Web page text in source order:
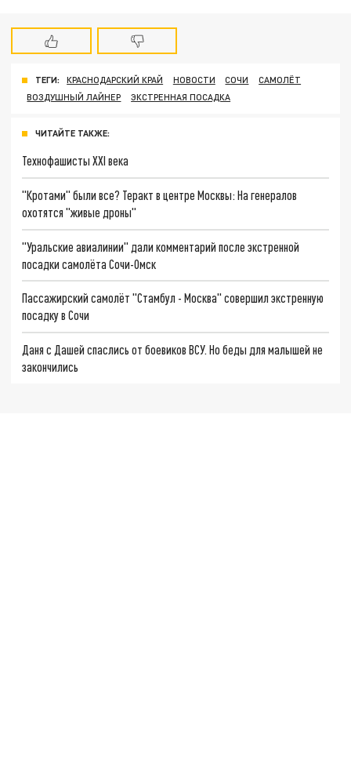
ТЕГИ: КРАСНОДАРСКИЙ КРАЙ НОВОСТИ СОЧИ
САМОЛЁТ
ВОЗДУШНЫЙ ЛАЙНЕР
ЭКСТРЕННАЯ ПОСАДКА
ЧИТАЙТЕ ТАКЖЕ:
Технофашисты XXI века
"Кротами" были все? Теракт в центре Москвы: На генералов
охотятся "живые дроны"
"Уральские авиалинии" дали комментарий после экстренной
посадки самолёта Сочи-Омск
Пассажирский самолёт "Стамбул - Москва" совершил экстренную
посадку в Сочи
Даня с Дашей спаслись от боевиков ВСУ. Но беды для малышей не
закончились